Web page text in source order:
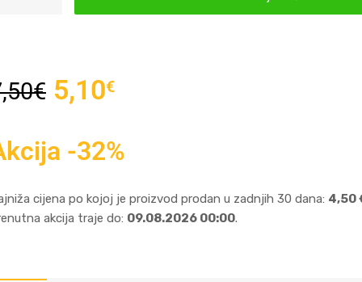
€ 5,10€
-32%
cijena po kojoj je proizvod prodan u zadnjih 30 dana: 4,50
akcija traje do: 09.08.2026 00:00.